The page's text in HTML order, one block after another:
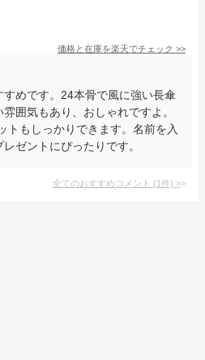
価格と在庫を楽天でチェック >>
めです。24本骨で風に強い長傘
囲気もあり、おしゃれですよ。
トもしっかりできます。名前を入
ゼントにぴったりです。
全てのおすすめコメント (1件) >